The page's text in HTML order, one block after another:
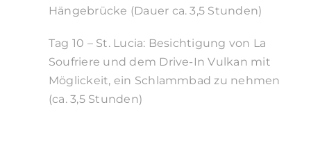
Hängebrücke (Dauer ca. 3,5 Stunden)
Tag 10 – St. Lucia: Besichtigung von La
Soufriere und dem Drive-In Vulkan mit
Möglickeit, ein Schlammbad zu nehmen
(ca. 3,5 Stunden)